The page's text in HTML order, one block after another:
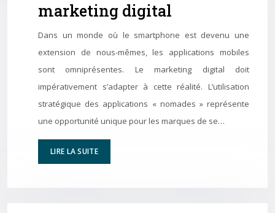
marketing digital
Dans un monde où le smartphone est devenu une
extension de nous-mêmes, les applications mobiles
sont omniprésentes. Le marketing digital doit
impérativement s’adapter à cette réalité. L’utilisation
stratégique des applications « nomades » représente
une opportunité unique pour les marques de se…
LIRE LA SUITE